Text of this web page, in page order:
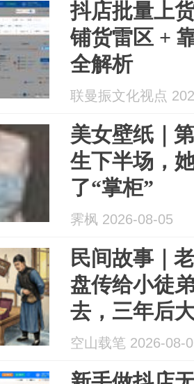
抖店批量上
铺货雷区 +
全解析
联曼振文化视点
美女壁纸｜
生下半场，
了“掌柜”
霁枫 2026-08-05
民间故事｜
盘传给小徒
去，三年后
盘里竟藏着
空山载笔 2026-08-